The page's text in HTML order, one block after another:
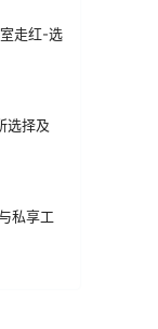
走红-选
选择及
私享工